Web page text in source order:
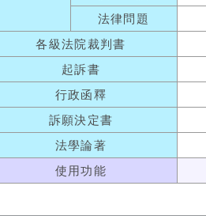
法律問題
各級法院裁判書
起訴書
行政函釋
訴願決定書
法學論著
使用功能